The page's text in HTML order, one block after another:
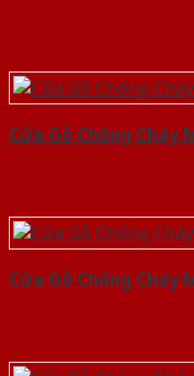
Cửa Gỗ Chống Cháy
Cửa Gỗ Chống Cháy